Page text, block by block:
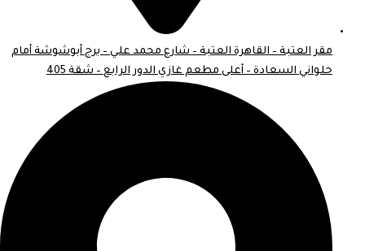
مقر العتبة – القاهرة العتبة – شارع محمد علي – برج أبوشوشة أمام
حلواني السعادة – أعلى مطعم غازي الدور الرابع – شقة 405